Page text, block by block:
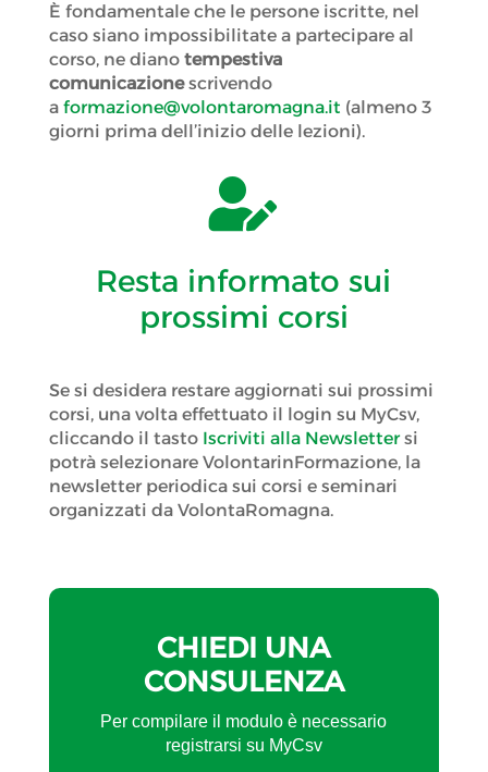
È fondamentale che le persone iscritte, nel
caso siano impossibilitate a partecipare al
corso, ne diano tempestiva
comunicazionescrivendo
a formazione@volontaromagna.it (almeno 3
giorni prima dell’inizio delle lezioni).

Resta informato sui
prossimi corsi
Se si desidera restare aggiornati sui prossimi
corsi, una volta effettuato il login su MyCsv,
cliccando il tasto Iscriviti alla Newslettersi
potrà selezionare VolontarinFormazione, la
newsletter periodica sui corsi e seminari
organizzati da VolontaRomagna.
CHIEDI UNA
CONSULENZA
Per compilare il modulo è necessario
registrarsi su MyCsv